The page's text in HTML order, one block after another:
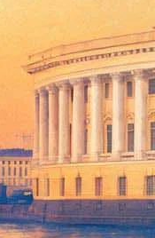
Речь о жестоком
же дубляже